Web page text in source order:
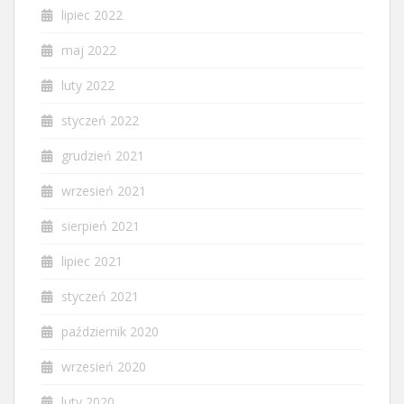
lipiec 2022
maj 2022
luty 2022
styczeń 2022
grudzień 2021
wrzesień 2021
sierpień 2021
lipiec 2021
styczeń 2021
październik 2020
wrzesień 2020